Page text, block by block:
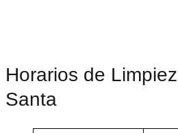
Horarios de
Santa